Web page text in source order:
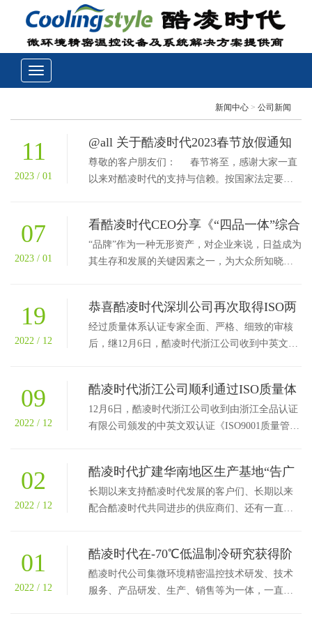
新闻中心 > 公司新闻
11
2023 / 01
@all 关于酷凌时代2023春节放假通知
尊敬的客户朋友们： 春节将至，感谢大家一直
以来对酷凌时代的支持与信赖。按国家法定要求
07
2023 / 01
看酷凌时代CEO分享《“四品一体”综合
打造企业品牌资产—COOLINGSTYLE
品牌形象建设的思考》
“品牌”作为一种无形资产，对企业来说，日益成为
其生存和发展的关键因素之一，为大众所知晓并
19
2022 / 12
恭喜酷凌时代深圳公司再次取得ISO两
项体系认证
经过质量体系认证专家全面、严格、细致的审核
后，继12月6日，酷凌时代浙江公司收到中英文
09
2022 / 12
酷凌时代浙江公司顺利通过ISO质量体
系和环境体系认证
12月6日，酷凌时代浙江公司收到由浙江全品认证
有限公司颁发的中英文双认证《ISO9001质量管理
02
2022 / 12
酷凌时代扩建华南地区生产基地“告广
大同胞书”
长期以来支持酷凌时代发展的客户们、长期以来
配合酷凌时代共同进步的供应商们、还有一直以
01
2022 / 12
酷凌时代在-70℃低温制冷研究获得阶
段性进展
酷凌时代公司集微环境精密温控技术研发、技术
服务、产品研发、生产、销售等为一体，一直坚